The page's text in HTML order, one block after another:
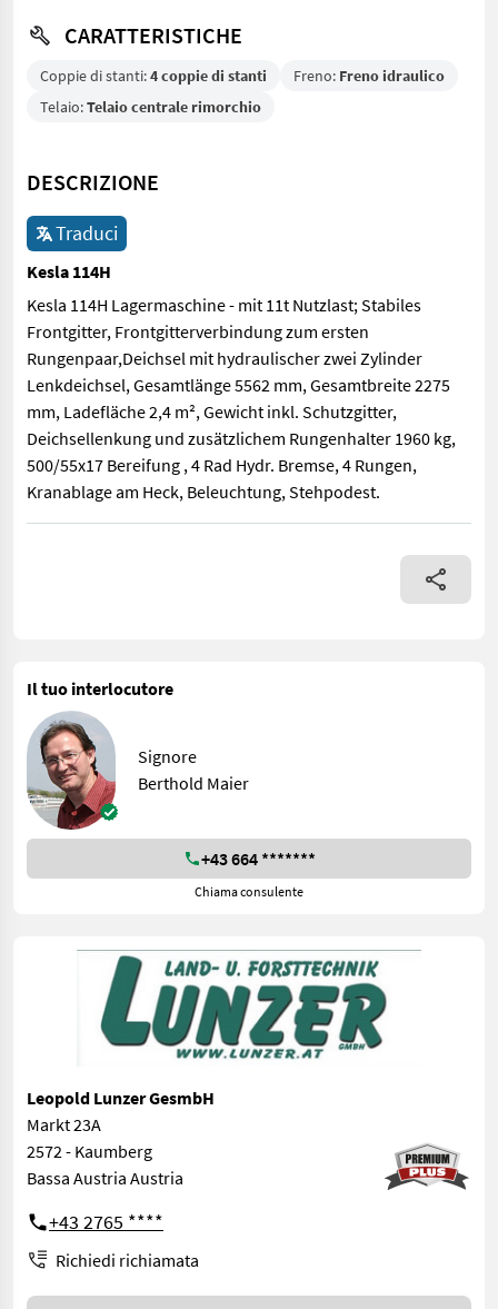
CARATTERISTICHE
Coppie di stanti:4 coppie di stanti Freno: Freno idraulico
Telaio:Telaio centrale rimorchio
DESCRIZIONE
Traduci
Kesla 114H
Kesla 114H Lagermaschine - mit 11t Nutzlast; Stabiles
Frontgitter, Frontgitterverbindung zum ersten
Rungenpaar,Deichsel mit hydraulischer zwei Zylinder
Lenkdeichsel, Gesamtlänge 5562 mm, Gesamtbreite 2275
mm, Ladefläche 2,4 m², Gewicht inkl. Schutzgitter,
Deichsellenkung und zusätzlichem Rungenhalter 1960 kg,
500/55x17 Bereifung , 4 Rad Hydr. Bremse, 4 Rungen,
Kranablage am Heck, Beleuchtung, Stehpodest.
Kesla 114H Lagermaschine - mit 11t Nutzlast; Stabiles
Il tuo interlocutore
Signore
Berthold Maier
+43 664 *******
Chiama consulente
Leopold Lunzer GesmbH
Markt 23A
2572 - Kaumberg
Bassa Austria Austria
+43 2765 ****
Richiedi richiamata